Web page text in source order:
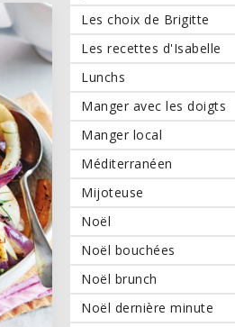
Les choix de Brigitte
Les recettes d'Isabelle
Lunchs
Manger avec les doigts
Manger local
Méditerranéen
Mijoteuse
Noël
Noël bouchées
Noël brunch
Noël dernière minute